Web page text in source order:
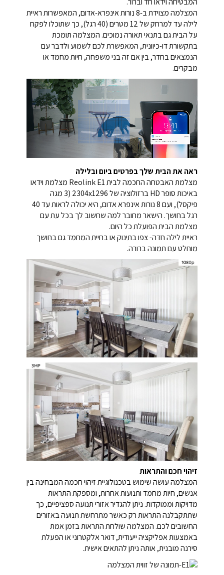
המצלמה מצוידת ב-8 נורות אינפרא-אדום, המאפשרות ראיית
לילה עד למרחק של 12 מטרים (40 רגל), כך שתוכלו לפקח
על הבית גם בתנאי תאורה נמוכים. המצלמה תומכת
בתקשורת דו-כיוונית, המאפשרת לכם לשמוע ולדבר עם
הנמצאים בחדר, בין אם זה בני משפחה, חיות מחמד או
מבקרים.
ראה את הבית שלך בפרטים ביום ובלילה
מצלמת האבטחה החכמה לבית Reolink E1 מצלמת וידאו
באיכות סופר HD ברזולוציה של 2304x1296 (3 מגה
פיקסל), ועם 8 נורות אינפרא אדום, היא יכולה לראות עד 40
רגל בחושך. הישאר מחובר למה שחשוב לך בכל עת עם
מצלמת הבית הפועלת כל היום.
ראיית לילה חדה- צפו בתינוק או בחיית המחמד גם בחושך
מוחלט עם תמונה ברורה.
זיהוי חכם והתראות
המצלמה עושה שימוש בטכנולוגיית זיהוי חכמה המבחינה בין
אנשים, חיות מחמד ותנועות אחרות, ומספקת התראות
מדויקות וממוקדות. ניתן להגדיר אזורי תנועה ספציפיים, כך
שתתקבלנה התראות רק כאשר מתרחשת תנועה באזורים
החשובים לכם. המצלמה שולחת התראות בזמן אמת
באמצעות אפליקציה ייעודית, דואר אלקטרוני או הפעלת
סירנה מובנית, אותה ניתן להתאים אישית.